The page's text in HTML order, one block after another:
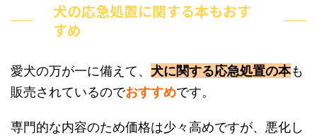
犬の応急処置に関する本もおす
すめ
愛犬の万が一に備えて、 犬に関する応急処置の本も
販売されているのでおすすめです。
専門的な内容のため価格は少々高めですが、悪化し